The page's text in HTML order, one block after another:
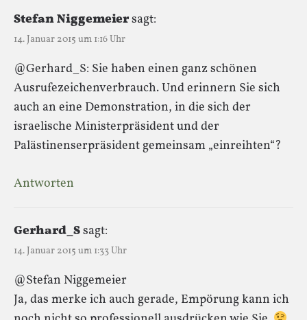
Stefan Niggemeiersagt:
14. Januar 2015 um 1:16 Uhr
@Gerhard_S: Sie haben einen ganz schönen
Ausrufezeichenverbrauch. Und erinnern Sie sich
auch an eine Demonstration, in die sich der
israelische Ministerpräsident und der
Palästinenserpräsident gemeinsam „einreihten“?
Antworten
Gerhard_Ssagt:
14. Januar 2015 um 1:33 Uhr
@Stefan Niggemeier
Ja, das merke ich auch gerade, Empörung kann ich